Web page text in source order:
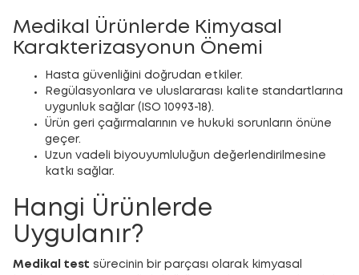
Medikal Ürünlerde Kimyasal
Karakterizasyonun Önemi
Hasta güvenliğini doğrudan etkiler.
Regülasyonlara ve uluslararası kalite standartlarına
uygunluk sağlar (ISO 10993-18).
Ürün geri çağırmalarının ve hukuki sorunların önüne
geçer.
Uzun vadeli biyouyumluluğun değerlendirilmesine
katkı sağlar.
Hangi Ürünlerde
Uygulanır?
Medikal test sürecinin bir parçası olarak kimyasal